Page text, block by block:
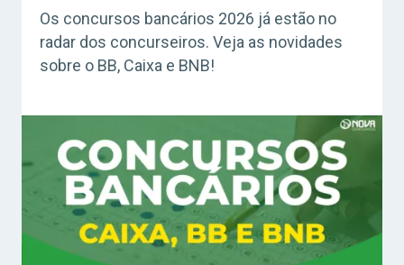
Os concursos bancários 2026 já estão no
radar dos concurseiros. Veja as novidades
sobre o BB, Caixa e BNB!